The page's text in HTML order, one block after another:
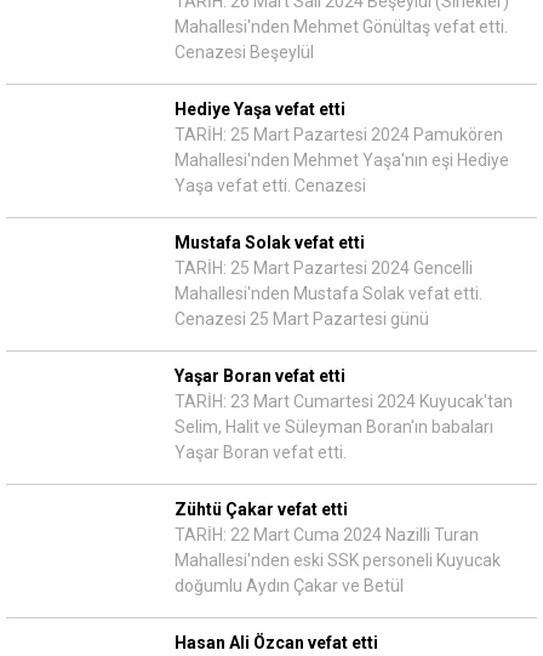
Mahallesi'nden Mehmet Gönültaş vefat etti.
Cenazesi Beşeylül
Hediye Yaşa vefat etti
TARİH: 25 Mart Pazartesi 2024 Pamukören
Mahallesi'nden Mehmet Yaşa'nın eşi Hediye
Yaşa vefat etti. Cenazesi
Mustafa Solak vefat etti
TARİH: 25 Mart Pazartesi 2024 Gencelli
Mahallesi'nden Mustafa Solak vefat etti.
Cenazesi 25 Mart Pazartesi günü
Yaşar Boran vefat etti
TARİH: 23 Mart Cumartesi 2024 Kuyucak'tan
Selim, Halit ve Süleyman Boran'ın babaları
Yaşar Boran vefat etti.
Zühtü Çakar vefat etti
TARİH: 22 Mart Cuma 2024 Nazilli Turan
Mahallesi'nden eski SSK personeli Kuyucak
doğumlu Aydın Çakar ve Betül
Hasan Ali Özcan vefat etti